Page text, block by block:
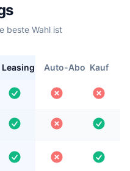
beste Wahl ist
Leasing Auto-Abo Kauf